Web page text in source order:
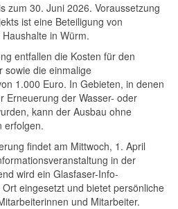
zum 30. Juni 2026. Voraussetzung
ist eine Beteiligung von
in Würm.
entfallen die Kosten für den
sowie die einmalige
1.000 Euro. In Gebieten, in denen
Erneuerung der Wasser- oder
kann der Ausbau ohne
erfolgen.
findet am Mittwoch, 1. April
in der
wird ein Glasfaser-Info-
eingesetzt und bietet persönliche
und Mitarbeiter.